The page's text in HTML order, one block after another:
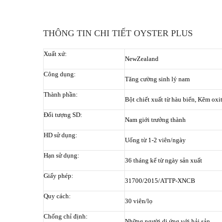
THÔNG TIN CHI TIẾT OYSTER PLUS
Xuất xứ:
NewZealand
Công dụng:
Tăng cường sinh lý nam
Thành phần:
Bột chiết xuất từ hàu biển, Kẽm
Đối tượng SD:
Nam giới trưởng thành
HD sử dụng:
Uống từ 1-2 viên/ngày
Hạn sử dụng:
36 tháng kể từ ngày sản xuất
Giấy phép:
31700/2015/ATTP-XNCB
Quy cách:
30 viên/lọ
Chống chỉ định: